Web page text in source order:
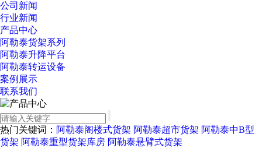
公司新闻
行业新闻
产品中心
阿勒泰货架系列
阿勒泰升降平台
阿勒泰转运设备
案例展示
联系我们
热门关键词： 阿勒泰阁楼式货架 阿勒泰超市货架 阿勒泰中B型
货架 阿勒泰重型货架库房 阿勒泰悬臂式货架